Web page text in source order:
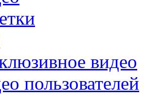
видео
пользователей